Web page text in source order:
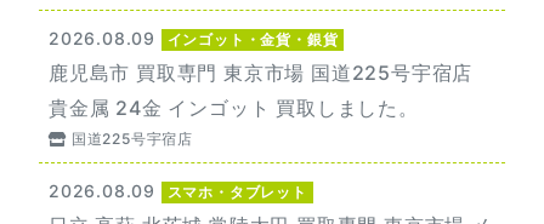
2026.08.09 インゴット・金貨・銀貨
鹿児島市 買取専門 東京市場 国道225号宇宿店
貴金属 24金 インゴット 買取しました。
国道225号宇宿店
2026.08.09 スマホ・タブレット